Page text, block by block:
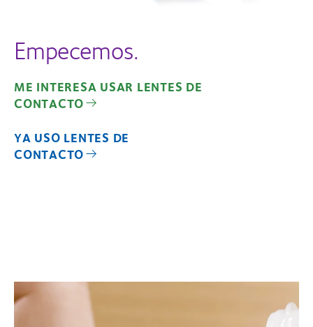
Empecemos.
ME INTERESA USAR LENTES DE
CONTACTO
YA USO LENTES DE
CONTACTO